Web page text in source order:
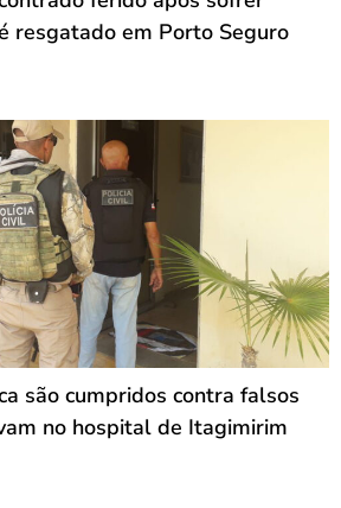
resgatado em Porto Seguro
são cumpridos contra falsos
no hospital de Itagimirim